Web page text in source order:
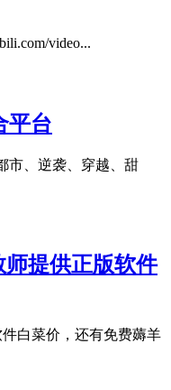
video...
平台
市、逆袭、穿越、甜
提供正版软件
白菜价，还有免费薅羊